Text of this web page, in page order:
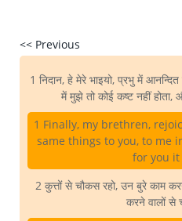
<< Previous
1 निदान, हे मेरे भाइयो, प्रभु में
में मुझे तो कोई कष्ट नहीं होता,
1 Finally, my brethren,
same things to you, to me
for you it
2 कुत्तों से चौकस रहो, उन बुरे काम
करने वालों से